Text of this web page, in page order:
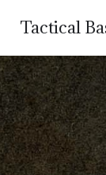
Tactical